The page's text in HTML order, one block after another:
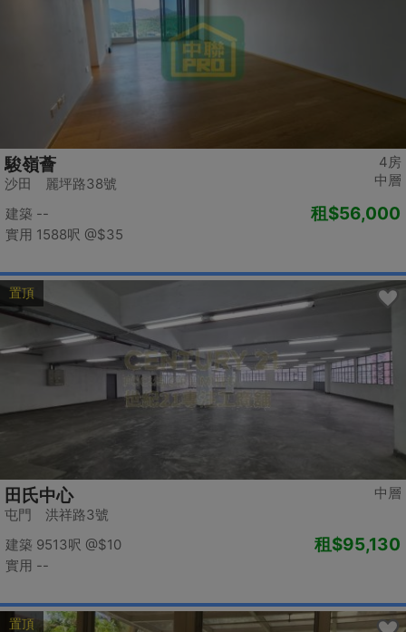
4房
中層
駿嶺薈
沙田 麗坪路38號
建築 --
實用 1588呎 @$35
租$56,000
置頂
中層
田氏中心
屯門 洪祥路3號
建築 9513呎 @$10
實用 --
租$95,130
置頂